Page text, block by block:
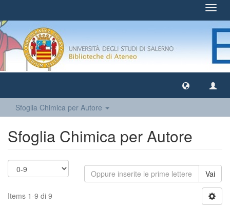
Sfoglia Chimica per Autore
Sfoglia Chimica per Autore
Vai
Items 1-9 di 9